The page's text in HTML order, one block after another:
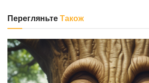
ПерегляньтеТакож